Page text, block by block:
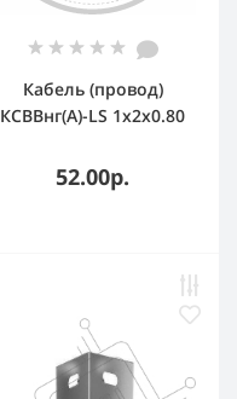
Кабель (провод)
КСВВнг(А)-LS 1х2х0.80
52.00р.